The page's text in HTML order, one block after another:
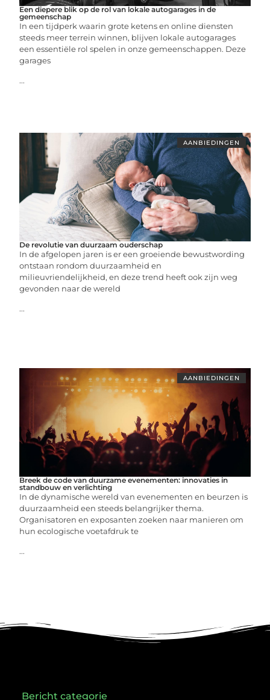
Een diepere blik op de rol van lokale autogarages in de
gemeenschap
In een tijdperk waarin grote ketens en online diensten
steeds meer terrein winnen, blijven lokale autogarages
een essentiële rol spelen in onze gemeenschappen. Deze
garages
...
AANBIEDINGEN
De revolutie van duurzaam ouderschap
In de afgelopen jaren is er een groeiende bewustwording
ontstaan rondom duurzaamheid en
milieuvriendelijkheid, en deze trend heeft ook zijn weg
gevonden naar de wereld
...
AANBIEDINGEN
Breek de code van duurzame evenementen: innovaties in
standbouw en verlichting
In de dynamische wereld van evenementen en beurzen is
duurzaamheid een steeds belangrijker thema.
Organisatoren en exposanten zoeken naar manieren om
hun ecologische voetafdruk te
...
Bericht categorie